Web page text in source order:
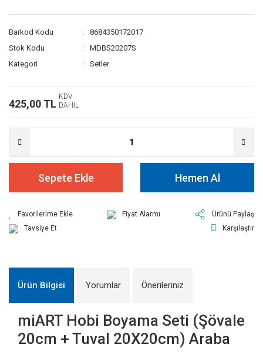
Barkod Kodu
8684350172017
Stok Kodu
MDBS20207S
Kategori
Setler
425,00 TL
KDV
DAHİL
Sepete Ekle Hemen Al
Fiyat Alarmı
Ürünü Paylaş
Tavsiye Et
Karşılaştır
Ürün Bilgisi Yorumlar Önerileriniz
miART Hobi Boyama Seti (Şövale
20cm + Tuval 20X20cm) Araba